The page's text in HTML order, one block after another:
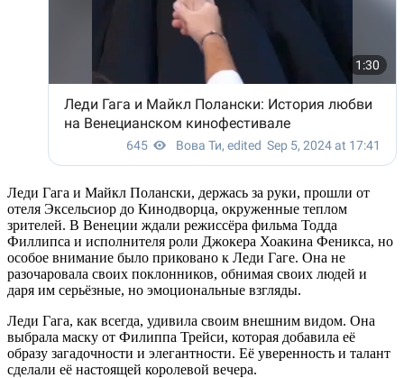
Леди Гага и Майкл Полански, держась за руки, прошли от
отеля Эксельсиор до Кинодворца, окруженные теплом
зрителей. В Венеции ждали режиссёра фильма Тодда
Филлипса и исполнителя роли Джокера Хоакина Феникса, но
особое внимание было приковано к Леди Гаге. Она не
разочаровала своих поклонников, обнимая своих людей и
даря им серьёзные, но эмоциональные взгляды.
Леди Гага, как всегда, удивила своим внешним видом. Она
выбрала маску от Филиппа Трейси, которая добавила её
образу загадочности и элегантности. Её уверенность и талант
сделали её настоящей королевой вечера.